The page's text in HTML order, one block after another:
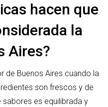
hacen que
la
Aires?
de Buenos Aires cuando la
son frescos y de
es equilibrada y